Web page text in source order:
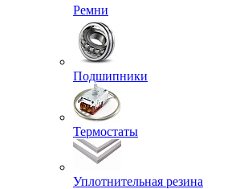
Ремни
Подшипники
Термостаты
Уплотнительная резина